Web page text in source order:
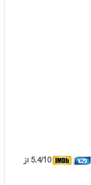
5.4/10 از